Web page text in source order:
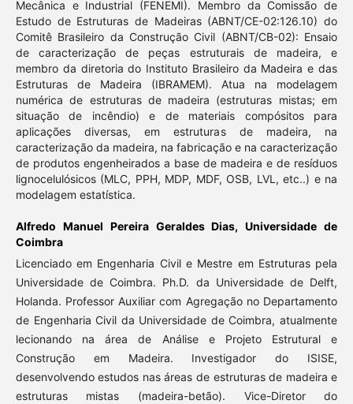
Mecânica e Industrial (FENEMI). Membro da Comissão de
Estudo de Estruturas de Madeiras (ABNT/CE-02:126.10) do
Comitê Brasileiro da Construção Civil (ABNT/CB-02): Ensaio
de caracterização de peças estruturais de madeira, e
membro da diretoria do Instituto Brasileiro da Madeira e das
Estruturas de Madeira (IBRAMEM). Atua na modelagem
numérica de estruturas de madeira (estruturas mistas; em
situação de incêndio) e de materiais compósitos para
aplicações diversas, em estruturas de madeira, na
caracterização da madeira, na fabricação e na caracterização
de produtos engenheirados a base de madeira e de resíduos
lignocelulósicos (MLC, PPH, MDP, MDF, OSB, LVL, etc..) e na
modelagem estatística.
Alfredo Manuel Pereira Geraldes Dias,Universidade de
Coimbra
Licenciado em Engenharia Civil e Mestre em Estruturas pela
Universidade de Coimbra. Ph.D. da Universidade de Delft,
Holanda. Professor Auxiliar com Agregação no Departamento
de Engenharia Civil da Universidade de Coimbra, atualmente
lecionando na área de Análise e Projeto Estrutural e
Construção em Madeira. Investigador do ISISE,
desenvolvendo estudos nas áreas de estruturas de madeira e
estruturas mistas (madeira-betão). Vice-Diretor do